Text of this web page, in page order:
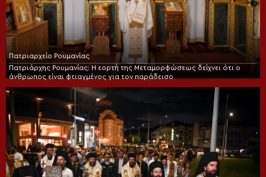
Πατριαρχείο Ρουμανίας
Πατριάρχης Ρουμανίας: Η εορτή της Μεταμορφώσεως δείχνει ότι ο
άνθρωπος είναι φτιαγμένος για τον παράδεισο